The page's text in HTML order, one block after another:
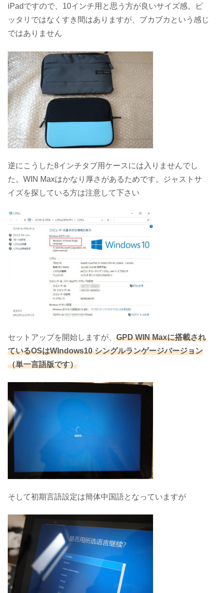
iPadですので、10インチ用と思う方が良いサイズ感。ピ
ッタリではなくすき間はありますが、ブカブカという感じ
ではありません
逆にこうした8インチタブ用ケースには入りませんでし
た。WIN Maxはかなり厚さがあるためです。ジャストサ
イズを探している方は注意して下さい
セットアップを開始しますが、 GPD WIN Maxに搭載され
ているOSはWIndows10 シングルランゲージバージョン
（単一言語版です）
そして初期言語設定は簡体中国語となっていますが